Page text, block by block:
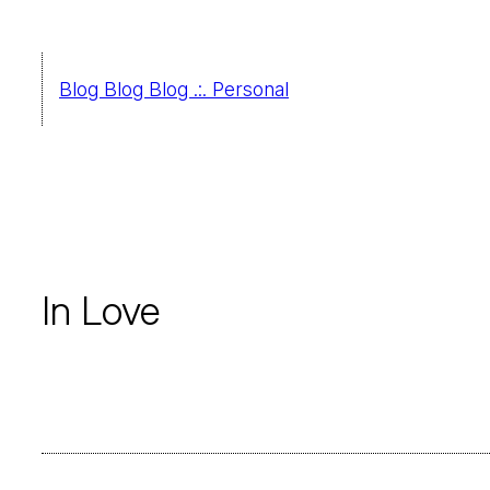
contenidoBlog Blog Blog .:. Personal
In Love